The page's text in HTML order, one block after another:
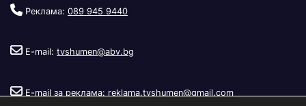
Реклама: 089 945 9440
E-mail: tvshumen@abv.bg
E-mail за реклама: reklama.tvshumen@gmail.com